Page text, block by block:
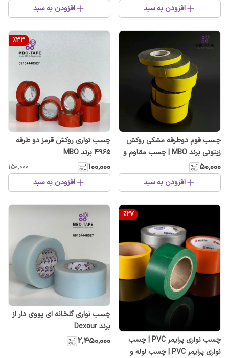
افزودن به سبد افزودن به سبد
چسب فوم دوطرفه مشکی روکش
زیتونی برند MBO | چسب مقاوم و
با چسبندگی بالا
۵۰٬۰۰۰
افزودن به سبد
%33
چسب نواری روکش قرمز دو طرفه
4965 برند MBO
۱۰۰٬۰۰۰ ۱۵۰٬۰۰۰
افزودن به سبد
%27
چسب نواری پرایمر PVC | چسب
نواری پرایمر PVC | چسب لوله و
چسب نواری گلخانه ای یووی دار از
برند Dexour
۲٬۴۵۰٬۰۰۰